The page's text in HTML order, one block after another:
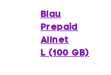
Blau
Prepaid
Allnet
L (100 GB)